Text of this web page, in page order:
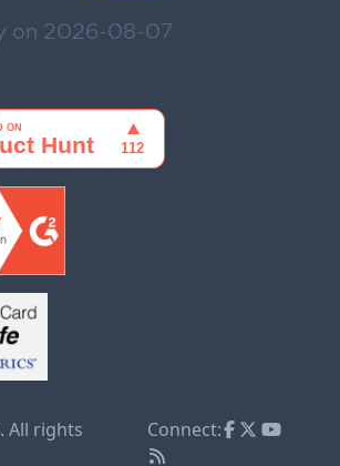
on 2026-08-07
All rights
Connect: